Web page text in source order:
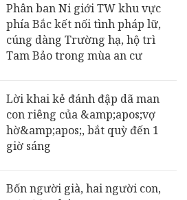
Phân ban Ni giới TW khu vực
phía Bắc kết nối tình pháp lữ,
cúng dàng Trường hạ, hộ trì
Tam Bảo trong mùa an cư
Lời khai kẻ đánh đập dã man
con riêng của &amp;apos;vợ
hờ&amp;apos;, bắt quỳ đến 1
giờ sáng
Bốn người già, hai người con,